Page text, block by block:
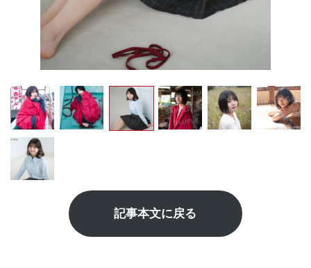
記事本文に戻る